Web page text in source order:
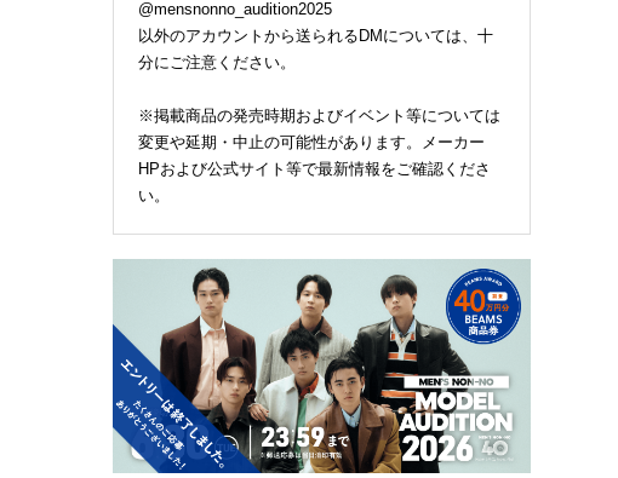
@mensnonno_audition2025
以外のアカウントから送られるDMについては、十
分にご注意ください。
※掲載商品の発売時期およびイベント等については
変更や延期・中止の可能性があります。メーカー
HPおよび公式サイト等で最新情報をご確認くださ
い。